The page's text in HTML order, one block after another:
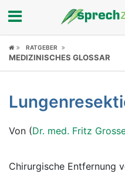
Fokus
Symptome
Untersuchungen
News
RATGEBER
MEDIZINISCHES GLOSSAR
Von (Dr. med. Fritz
Chirurgische Entfernung